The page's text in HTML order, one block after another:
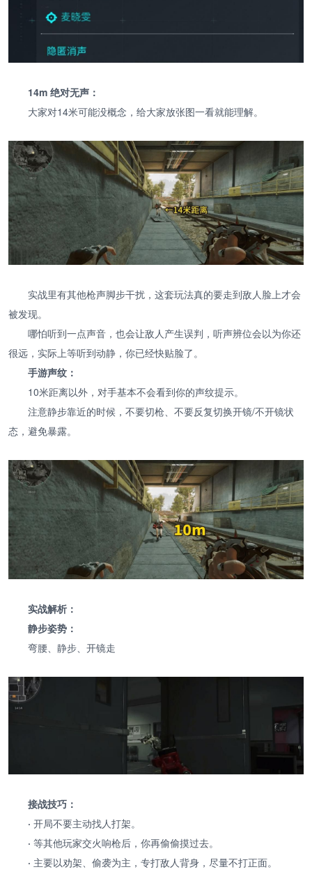
14m 绝对无声：
大家对14米可能没概念，给大家放张图一看就能理解。
实战里有其他枪声脚步干扰，这套玩法真的要走到敌人脸上才会
被发现。
哪怕听到一点声音，也会让敌人产生误判，听声辨位会以为你还
很远，实际上等听到动静，你已经快贴脸了。
手游声纹：
10米距离以外，对手基本不会看到你的声纹提示。
注意静步靠近的时候，不要切枪、不要反复切换开镜/不开镜状
态，避免暴露。
实战解析：
静步姿势：
弯腰、静步、开镜走
接战技巧：
· 开局不要主动找人打架。
· 等其他玩家交火响枪后，你再偷偷摸过去。
· 主要以劝架、偷袭为主，专打敌人背身，尽量不打正面。